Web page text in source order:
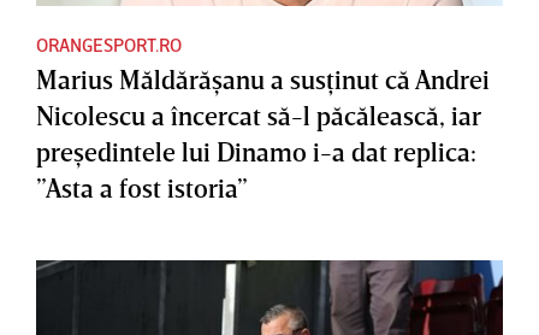
ORANGESPORT.RO
Marius Măldărăşanu a susţinut că Andrei
Nicolescu a încercat să-l păcălească, iar
preşedintele lui Dinamo i-a dat replica:
”Asta a fost istoria”